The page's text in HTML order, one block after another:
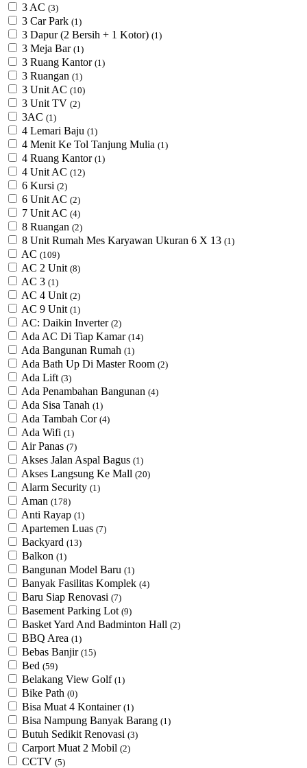
3 AC (3)
3 Car Park (1)
3 Dapur (2 Bersih + 1 Kotor) (1)
3 Meja Bar (1)
3 Ruang Kantor (1)
3 Ruangan (1)
3 Unit AC (10)
3 Unit TV (2)
3AC (1)
4 Lemari Baju (1)
4 Menit Ke Tol Tanjung Mulia (1)
4 Ruang Kantor (1)
4 Unit AC (12)
6 Kursi (2)
6 Unit AC (2)
7 Unit AC (4)
8 Ruangan (2)
8 Unit Rumah Mes Karyawan Ukuran 6 X 13 (1)
AC (109)
AC 2 Unit (8)
AC 3 (1)
AC 4 Unit (2)
AC 9 Unit (1)
AC: Daikin Inverter (2)
Ada AC Di Tiap Kamar (14)
Ada Bangunan Rumah (1)
Ada Bath Up Di Master Room (2)
Ada Lift (3)
Ada Penambahan Bangunan (4)
Ada Sisa Tanah (1)
Ada Tambah Cor (4)
Ada Wifi (1)
Air Panas (7)
Akses Jalan Aspal Bagus (1)
Akses Langsung Ke Mall (20)
Alarm Security (1)
Aman (178)
Anti Rayap (1)
Apartemen Luas (7)
Backyard (13)
Balkon (1)
Bangunan Model Baru (1)
Banyak Fasilitas Komplek (4)
Baru Siap Renovasi (7)
Basement Parking Lot (9)
Basket Yard And Badminton Hall (2)
BBQ Area (1)
Bebas Banjir (15)
Bed (59)
Belakang View Golf (1)
Bike Path (0)
Bisa Muat 4 Kontainer (1)
Bisa Nampung Banyak Barang (1)
Butuh Sedikit Renovasi (3)
Carport Muat 2 Mobil (2)
CCTV (5)